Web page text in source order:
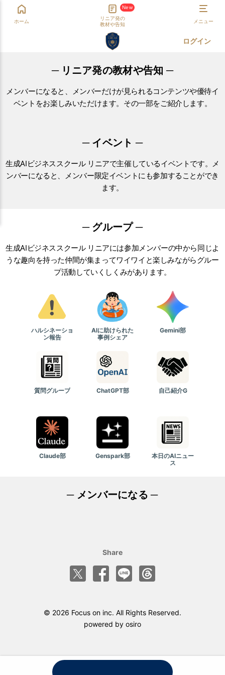
ホーム
New
リニア発の
教材や告知
メニュー
ログイン
─ リニア発の教材や告知 ─
メンバーになると、 メンバーだけが見られるコンテンツや優待イ
ベント をお楽しみいただけます。その一部をご紹介します。
─ イベント ─
生成AIビジネススクール リニアで主催しているイベントです。 メ
ンバーになると、 メンバー限定イベントにも参加することができ
ます。
─ グループ ─
生成AIビジネススクール リニアには参加メンバーの中から同じよ
うな趣向を持った仲間が集まってワイワイと楽しみながらグルー
プ活動していくしくみがあります。
ハルシネーショ
ン報告
AIに助けられた
事例シェア
Gemini部
質問グループ ChatGPT部 自己紹介G
Claude部 Genspark部
本日のAIニュー
ス
─ メンバーになる ─
Share
© 2026 Focus on inc. All Rights Reserved.
powered by osiro